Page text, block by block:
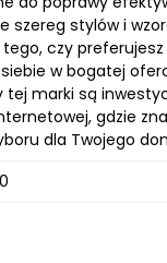
stylów i
czy
w bogatej
tej marki są
gdzie
dla Twojego
0